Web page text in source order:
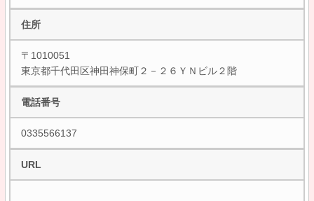
住所
〒1010051
東京都千代田区神田神保町２－２６ＹＮビル２階
電話番号
0335566137
URL